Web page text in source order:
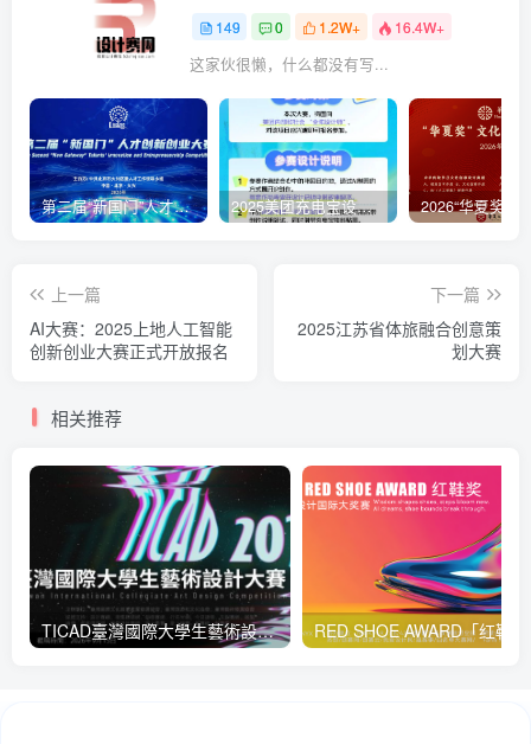
149 0 1.2W+ 16.4W+
这家伙很懒，什么都没有写...
第二届“新国门”人才创新创业大赛项目征集公告 2025美团充电宝设计大赛
上一篇
AI大赛：2025上地人工智能
创新创业大赛正式开放报名
下一篇
2025江苏省体旅融合创意策
划大赛
相关推荐
TICAD臺灣國際大學生藝術設計大賽